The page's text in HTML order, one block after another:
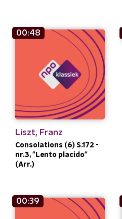
00:48
Liszt, Franz
Consolations (6) S.172 -
nr.3, "Lento placido"
(Arr.)
00:39